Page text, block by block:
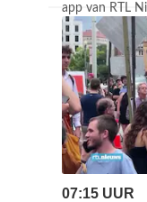
app van RTL
07:15 UUR